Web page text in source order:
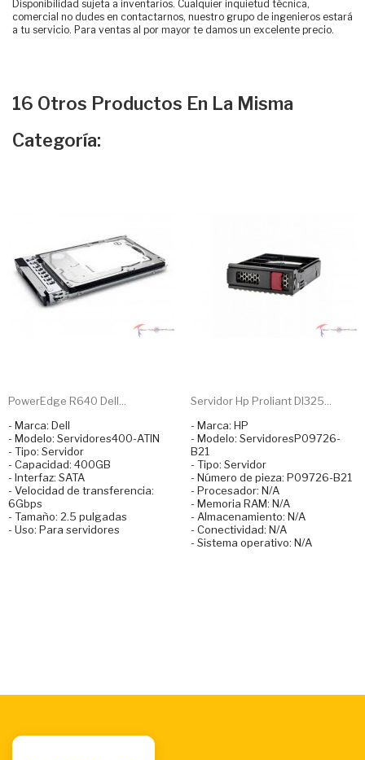
Disponibilidad sujeta a inventarios. Cualquier inquietud técnica,
comercial no dudes en contactarnos, nuestro grupo de ingenieros estará
a tu servicio. Para ventas al por mayor te damos un excelente precio.
16 Otros Productos En La Misma
Categoría:
PowerEdge R640 Dell...
- Marca: Dell
- Modelo: Servidores400-ATIN
- Tipo: Servidor
- Capacidad: 400GB
- Interfaz: SATA
- Velocidad de transferencia:
6Gbps
- Tamaño: 2.5 pulgadas
- Uso: Para servidores
Servidor Hp Proliant Dl325...
- Marca: HP
- Modelo: ServidoresP09726-
B21
- Tipo: Servidor
- Número de pieza: P09726-B21
- Procesador: N/A
- Memoria RAM: N/A
- Almacenamiento: N/A
- Conectividad: N/A
- Sistema operativo: N/A